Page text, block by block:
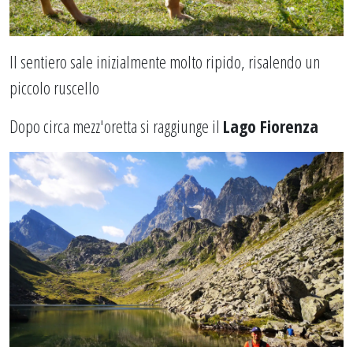
Il sentiero sale inizialmente molto ripido, risalendo un
piccolo ruscello
Dopo circa mezz'oretta si raggiunge il Lago Fiorenza